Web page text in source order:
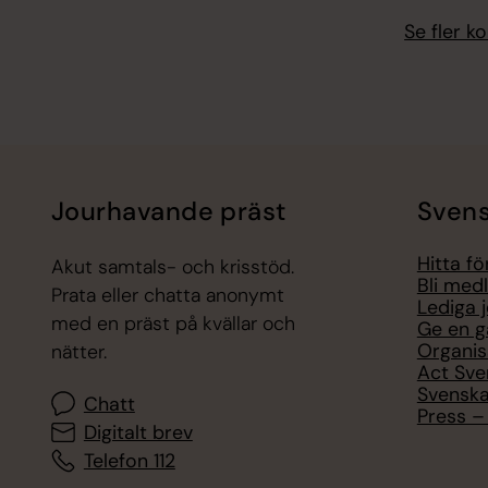
Se fler
Jourhavande präst
Akut samtals- och krisstöd.
Prata eller chatta anonymt
med en präst på kvällar och
nätter.
Chatt
Digitalt brev
Telefon 112
Hitta
Bli
Lediga
Ge en
Act
Press